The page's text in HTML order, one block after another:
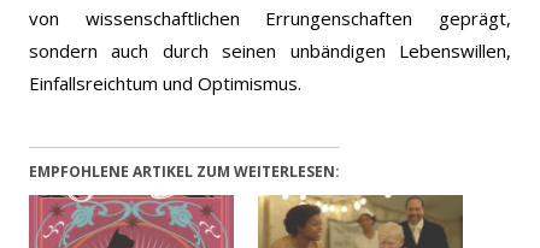
von wissenschaftlichen Errungenschaften geprägt,
sondern auch durch seinen unbändigen Lebenswillen,
Einfallsreichtum und Optimismus.
EMPFOHLENE ARTIKEL ZUM WEITERLESEN: